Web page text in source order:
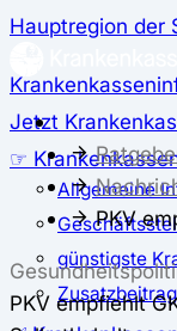
Hauptregion der
Jetzt
☞
Allgemeine
günstigste
Zusatzbeitrag
PKV
PKV empfiehlt